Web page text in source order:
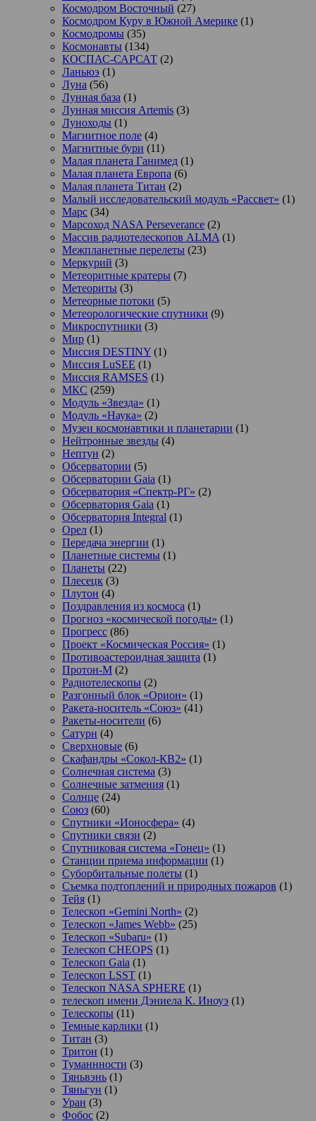
Космодром Восточный (27)
Космодром Куру в Южной Америке (1)
Космодромы (35)
Космонавты (134)
КОСПАС-САРСАТ (2)
Ланьюэ (1)
Луна (56)
Лунная база (1)
Лунная миссия Artemis (3)
Луноходы (1)
Магнитное поле (4)
Магнитные бури (11)
Малая планета Ганимед (1)
Малая планета Европа (6)
Малая планета Титан (2)
Малый исследовательский модуль «Рассвет» (1)
Марс (34)
Марсоход NASA Perseverance (2)
Массив радиотелескопов ALMA (1)
Межпланетные перелеты (23)
Меркурий (3)
Метеоритные кратеры (7)
Метеориты (3)
Метеорные потоки (5)
Метеорологические спутники (9)
Микроспутники (3)
Мир (1)
Миссия DESTINY (1)
Миссия LuSEE (1)
Миссия RAMSES (1)
МКС (259)
Модуль «Звезда» (1)
Модуль «Наука» (2)
Музеи космонавтики и планетарии (1)
Нейтронные звезды (4)
Нептун (2)
Обсерватории (5)
Обсерватории Gaia (1)
Обсерватория «Спектр-РГ» (2)
Обсерватория Gaia (1)
Обсерватория Integral (1)
Орел (1)
Передача энергии (1)
Планетные системы (1)
Планеты (22)
Плесецк (3)
Плутон (4)
Поздравления из космоса (1)
Прогноз «космической погоды» (1)
Прогресс (86)
Проект «Космическая Россия» (1)
Противоастероидная защита (1)
Протон-М (2)
Радиотелескопы (2)
Разгонный блок «Орион» (1)
Ракета-носитель «Союз» (41)
Ракеты-носители (6)
Сатурн (4)
Сверхновые (6)
Скафандры «Сокол-КВ2» (1)
Солнечная система (3)
Солнечные затмения (1)
Солнце (24)
Союз (60)
Спутники «Ионосфера» (4)
Спутники связи (2)
Спутниковая система «Гонец» (1)
Станции приема информации (1)
Суборбитальные полеты (1)
Съемка подтоплений и природных пожаров (1)
Тейя (1)
Телескоп «Gemini North» (2)
Телескоп «James Webb» (25)
Телескоп «Subaru» (1)
Телескоп CHEOPS (1)
Телескоп Gaia (1)
Телескоп LSST (1)
Телескоп NASA SPHERE (1)
телескоп имени Дэниела К. Иноуэ (1)
Телескопы (11)
Темные карлики (1)
Титан (3)
Тритон (1)
Туманнности (3)
Тяньвэнь (1)
Тяньгун (1)
Уран (3)
Фобос (2)